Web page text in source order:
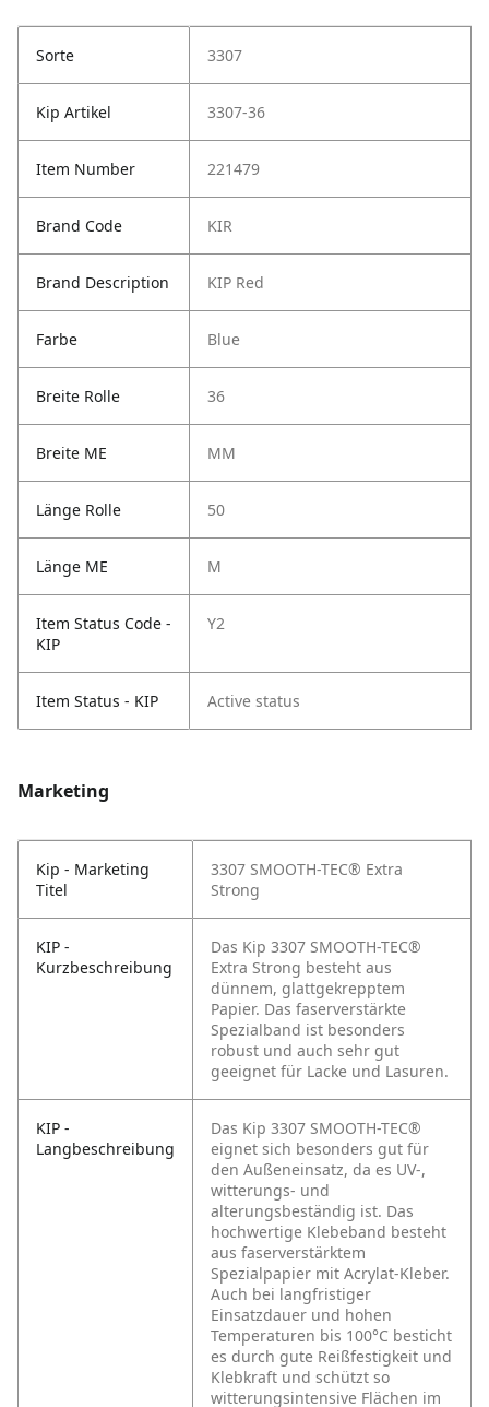
Sorte 3307
Kip Artikel 3307-36
Item Number 221479
Brand Code KIR
Brand Description KIP Red
Farbe Blue
Breite Rolle 36
Breite ME MM
Länge Rolle 50
Länge ME M
Item Status Code -
KIP
Y2
Item Status - KIP Active status
Marketing
Kip - Marketing
Titel
3307 SMOOTH-TEC® Extra
Strong
KIP -
Kurzbeschreibung
Das Kip 3307 SMOOTH-TEC®
Extra Strong besteht aus
dünnem, glattgekrepptem
Papier. Das faserverstärkte
Spezialband ist besonders
robust und auch sehr gut
geeignet für Lacke und Lasuren.
KIP -
Langbeschreibung
Das Kip 3307 SMOOTH-TEC®
eignet sich besonders gut für
den Außeneinsatz, da es UV-,
witterungs- und
alterungsbeständig ist. Das
hochwertige Klebeband besteht
aus faserverstärktem
Spezialpapier mit Acrylat-Kleber.
Auch bei langfristiger
Einsatzdauer und hohen
Temperaturen bis 100°C besticht
es durch gute Reißfestigkeit und
Klebkraft und schützt so
witterungsintensive Flächen im